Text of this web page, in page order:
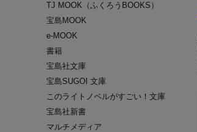
TJ MOOK（ふくろうBOOKS）
宝島MOOK
e-MOOK
書籍
宝島社文庫
宝島SUGOI 文庫
このライトノベルがすごい！文庫
宝島社新書
マルチメディア